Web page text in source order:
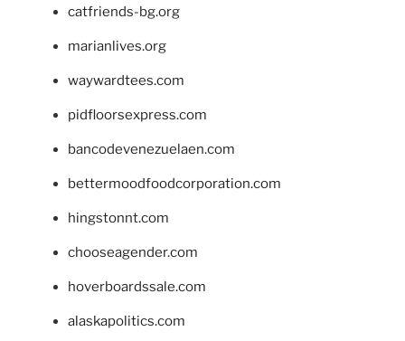
catfriends-bg.org
marianlives.org
waywardtees.com
pidfloorsexpress.com
bancodevenezuelaen.com
bettermoodfoodcorporation.com
hingstonnt.com
chooseagender.com
hoverboardssale.com
alaskapolitics.com